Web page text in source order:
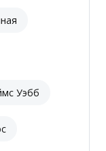
Уэбб